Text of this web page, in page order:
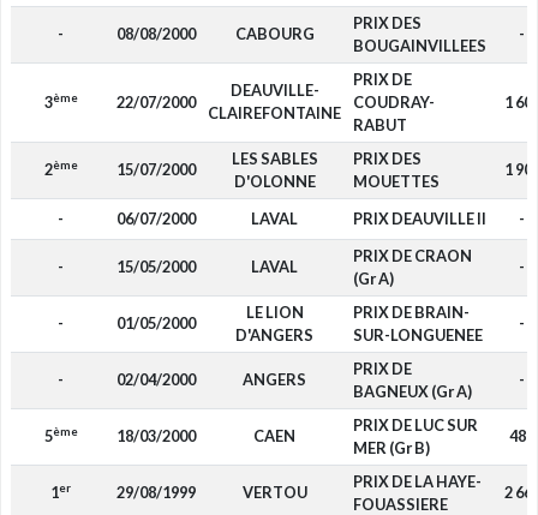
- 08/08/2000 CABOURG
PRIX DES
BOUGAINVILLEES
-
3ème 22/07/2000
DEAUVILLE-
CLAIREFONTAINE
PRIX DE
COUDRAY-
RABUT
1
2ème 15/07/2000
LES SABLES
D'OLONNE
PRIX DES
MOUETTES
1
- 06/07/2000 LAVAL PRIX DEAUVILLE II -
- 15/05/2000 LAVAL
PRIX DE CRAON
(Gr A)
-
- 01/05/2000
LE LION
D'ANGERS
PRIX DE BRAIN-
SUR-LONGUENEE
-
- 02/04/2000 ANGERS
PRIX DE
BAGNEUX (Gr A)
-
5ème 18/03/2000 CAEN
PRIX DE LUC SUR
MER (Gr B)
488
1er 29/08/1999 VERTOU
PRIX DE LA HAYE-
FOUASSIERE
2